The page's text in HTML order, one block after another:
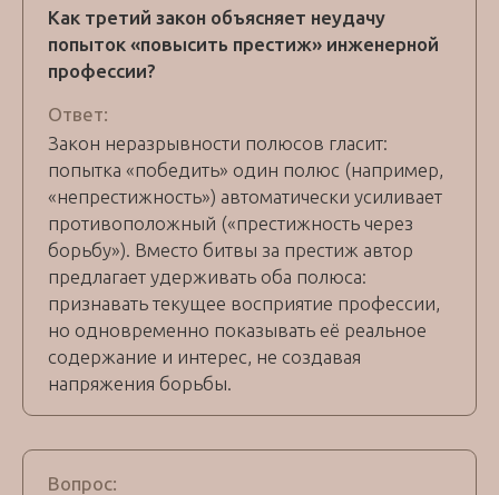
Как третий закон объясняет неудачу
попыток «повысить престиж» инженерной
профессии?
Ответ:
Закон неразрывности полюсов гласит:
попытка «победить» один полюс (например,
«непрестижность») автоматически усиливает
противоположный («престижность через
борьбу»). Вместо битвы за престиж автор
предлагает удерживать оба полюса:
признавать текущее восприятие профессии,
но одновременно показывать её реальное
содержание и интерес, не создавая
напряжения борьбы.
Вопрос: